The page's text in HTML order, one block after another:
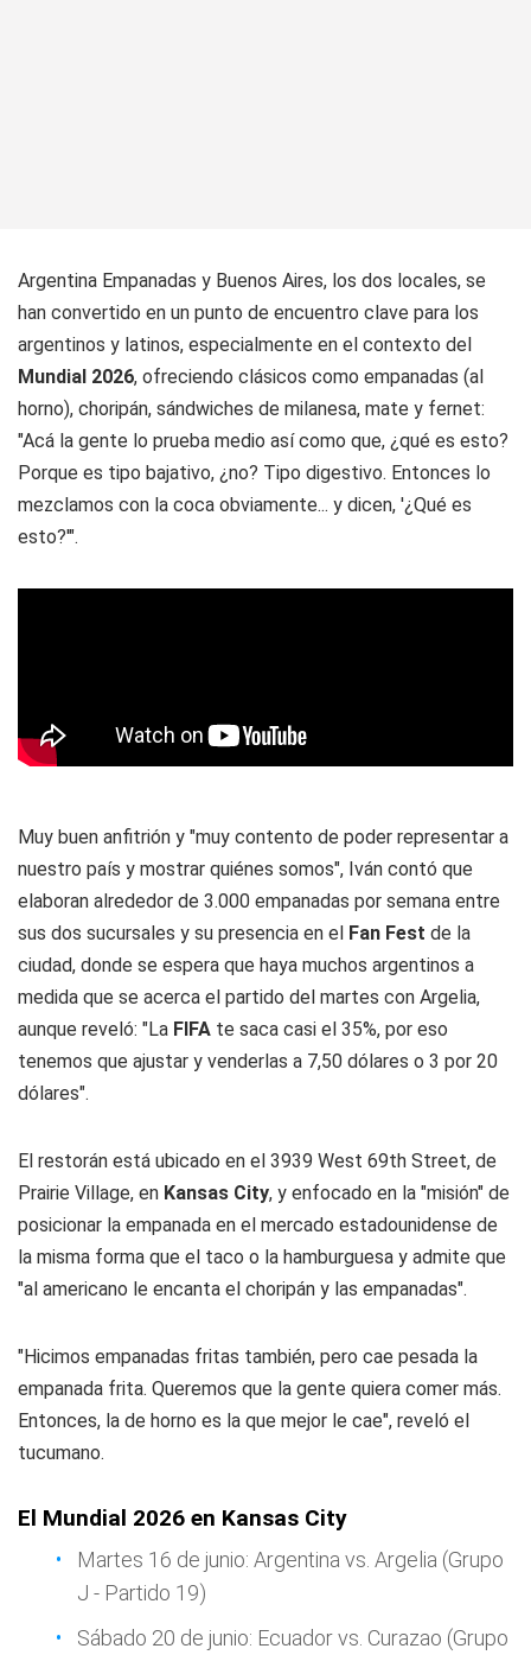
Argentina Empanadas y Buenos Aires, los dos locales, se
han convertido en un punto de encuentro clave para los
argentinos y latinos, especialmente en el contexto del
Mundial 2026, ofreciendo clásicos como empanadas (al
horno), choripán, sándwiches de milanesa, mate y fernet:
"Acá la gente lo prueba medio así como que, ¿qué es esto?
Porque es tipo bajativo, ¿no? Tipo digestivo. Entonces lo
mezclamos con la coca obviamente... y dicen, '¿Qué es
esto?'".
Muy buen anfitrión y "muy contento de poder representar a
nuestro país y mostrar quiénes somos", Iván contó que
elaboran alrededor de 3.000 empanadas por semana entre
sus dos sucursales y su presencia en el Fan Fest de la
ciudad, donde se espera que haya muchos argentinos a
medida que se acerca el partido del martes con Argelia,
aunque reveló: "La FIFA te saca casi el 35%, por eso
tenemos que ajustar y venderlas a 7,50 dólares o 3 por 20
dólares".
El restorán está ubicado en el 3939 West 69th Street, de
Prairie Village, en Kansas City, y enfocado en la "misión" de
posicionar la empanada en el mercado estadounidense de
la misma forma que el taco o la hamburguesa y admite que
"al americano le encanta el choripán y las empanadas".
"Hicimos empanadas fritas también, pero cae pesada la
empanada frita. Queremos que la gente quiera comer más.
Entonces, la de horno es la que mejor le cae", reveló el
tucumano.
El Mundial 2026 en Kansas City
Martes 16 de junio: Argentina vs. Argelia (Grupo
J - Partido 19)
Sábado 20 de junio: Ecuador vs. Curazao (Grupo